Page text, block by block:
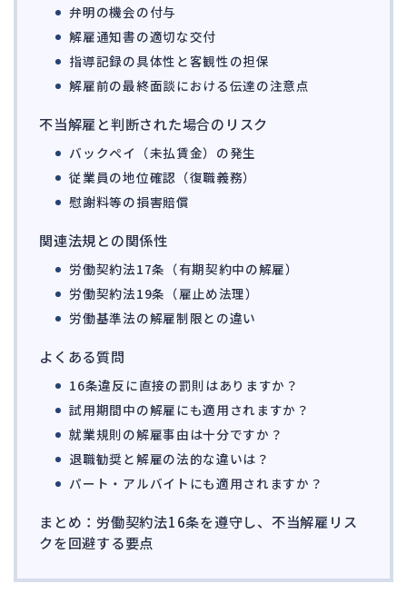
弁明の機会の付与
解雇通知書の適切な交付
指導記録の具体性と客観性の担保
解雇前の最終面談における伝達の注意点
不当解雇と判断された場合のリスク
バックペイ（未払賃金）の発生
従業員の地位確認（復職義務）
慰謝料等の損害賠償
関連法規との関係性
労働契約法17条（有期契約中の解雇）
労働契約法19条（雇止め法理）
労働基準法の解雇制限との違い
よくある質問
16条違反に直接の罰則はありますか？
試用期間中の解雇にも適用されますか？
就業規則の解雇事由は十分ですか？
退職勧奨と解雇の法的な違いは？
パート・アルバイトにも適用されますか？
まとめ：労働契約法16条を遵守し、不当解雇リス
クを回避する要点